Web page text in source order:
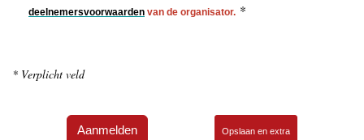
deelnemersvoorwaarden van de organisator. *
* Verplicht veld
Aanmelden
Opslaan en extra